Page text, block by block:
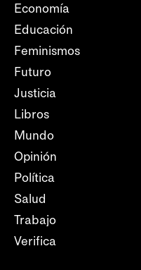
Economía
Educación
Feminismos
Futuro
Justicia
Libros
Mundo
Opinión
Política
Salud
Trabajo
Verifica